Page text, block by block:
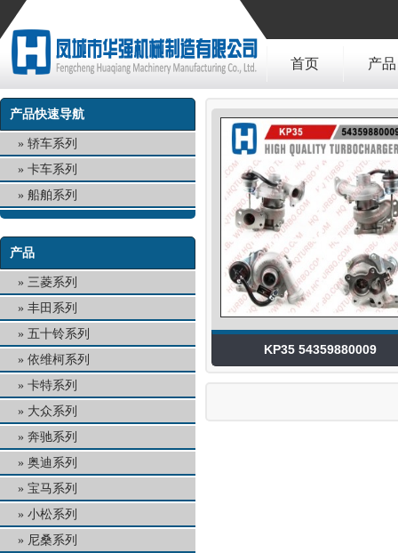
首页 产品
产品快速导航
轿车系列
卡车系列
船舶系列
产品
三菱系列
丰田系列
五十铃系列
依维柯系列
卡特系列
大众系列
奔驰系列
奥迪系列
宝马系列
小松系列
尼桑系列
KP35 54359880009